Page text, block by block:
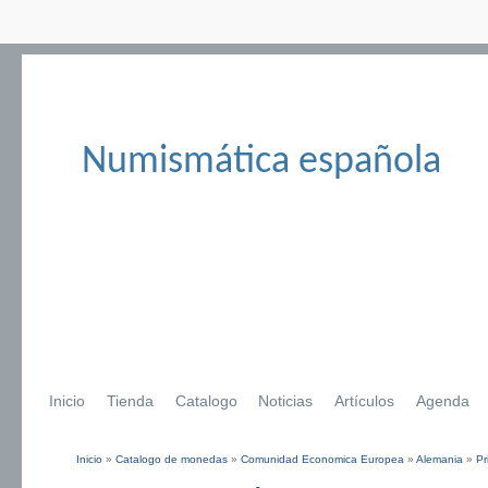
Numismática española
Inicio Tienda Catalogo Noticias Artículos Agenda
Inicio » Catalogo de monedas » Comunidad Economica Europea » Alemania »